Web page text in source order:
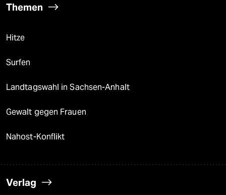
Themen
Hitze
Surfen
Landtagswahl in Sachsen-Anhalt
Gewalt gegen Frauen
Nahost-Konflikt
Verlag